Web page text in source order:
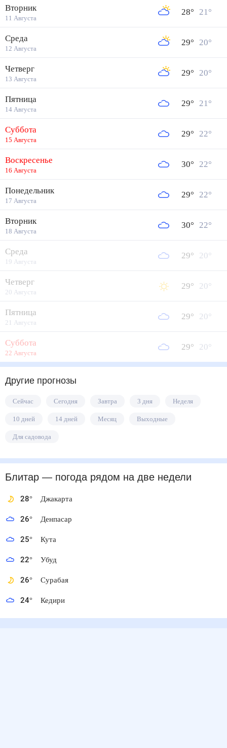
Вторник
11 Августа
28° 21°
Среда
12 Августа
29° 20°
Четверг
13 Августа
29° 20°
Пятница
14 Августа
29° 21°
Суббота
15 Августа
29° 22°
Воскресенье
16 Августа
30° 22°
Понедельник
17 Августа
29° 22°
Вторник
18 Августа
30° 22°
Среда
19 Августа
29° 20°
Четверг
20 Августа
29° 20°
Пятница
21 Августа
29° 20°
Суббота
22 Августа
29° 20°
Другие прогнозы
Сейчас Сегодня Завтра 3 дня Неделя
10 дней 14 дней Месяц Выходные
Для садовода
Блитар — погода рядомна две недели
28° Джакарта
26° Денпасар
25° Кута
22° Убуд
26° Сурабая
24° Кедири